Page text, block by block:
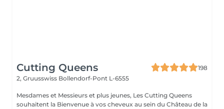
Cutting Queens
198
2, Gruusswiss Bollendorf-Pont L-6555
Mesdames et Messieurs et plus jeunes, Les Cutting Queens
souhaitent la Bienvenue à vos cheveux au sein du Château de la